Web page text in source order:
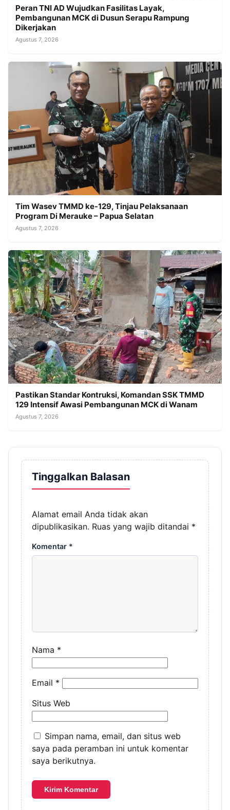
Peran TNI AD Wujudkan Fasilitas Layak,
Pembangunan MCK di Dusun Serapu Rampung
Dikerjakan
Agustus 7, 2026
Tim Wasev TMMD ke-129, Tinjau Pelaksanaan
Program Di Merauke – Papua Selatan
Agustus 7, 2026
Pastikan Standar Kontruksi, Komandan SSK TMMD
129 Intensif Awasi Pembangunan MCK di Wanam
Agustus 7, 2026
Tinggalkan Balasan
Alamat email Anda tidak akan
dipublikasikan. Ruas yang wajib ditandai *
Komentar *
Nama *
Email *
Situs Web
Simpan nama, email, dan situs web
saya pada peramban ini untuk komentar
saya berikutnya.